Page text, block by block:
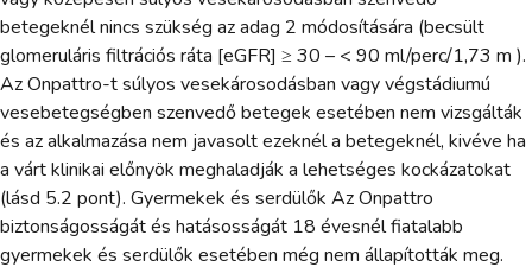
betegeknél nincs szükség az adag 2 módosítására (becsült
glomeruláris filtrációs ráta [eGFR] ≥ 30 – < 90 ml/perc/1,73 m ).
Az Onpattro-t súlyos vesekárosodásban vagy végstádiumú
vesebetegségben szenvedő betegek esetében nem vizsgálták
és az alkalmazása nem javasolt ezeknél a betegeknél, kivéve ha
a várt klinikai előnyök meghaladják a lehetséges kockázatokat
(lásd 5.2 pont). Gyermekek és serdülők Az Onpattro
biztonságosságát és hatásosságát 18 évesnél fiatalabb
gyermekek és serdülők esetében még nem állapították meg.